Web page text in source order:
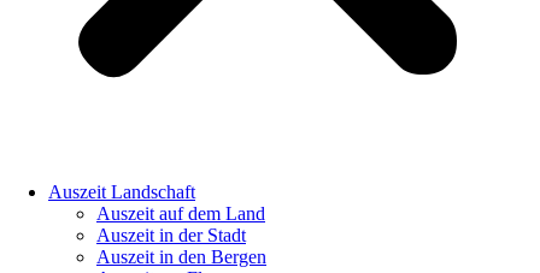
Auszeit Landschaft
Auszeit auf dem Land
Auszeit in der Stadt
Auszeit in den Bergen